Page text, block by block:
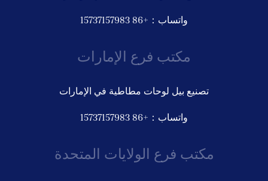
واتساب：+86 15737157983
مكتب فرع الإمارات
تصنيع بيل لوحات مطاطية في الإمارات
واتساب：+86 15737157983
مكتب فرع الولايات المتحدة